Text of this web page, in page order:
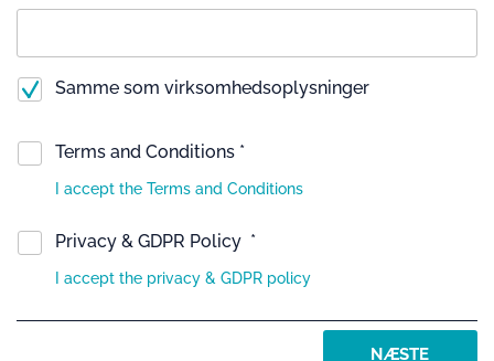
Samme som virksomhedsoplysninger
Terms and Conditions *
I accept the Terms and Conditions
Privacy & GDPR Policy *
I accept the privacy & GDPR policy
NÆSTE